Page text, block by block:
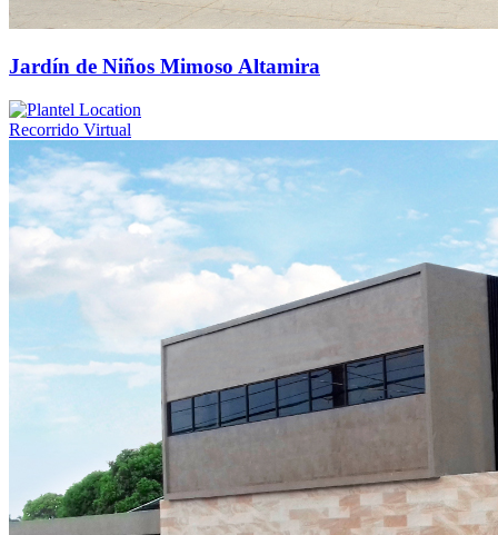
Jardín de Niños Mimoso Altamira
Recorrido Virtual